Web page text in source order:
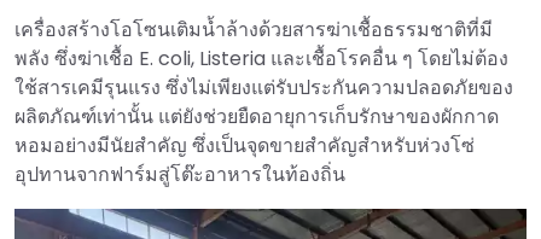
เครื่องสร้างโอโซนเติมน้ำล้างด้วยสารฆ่าเชื้อธรรมชาติที่มี
พลัง ซึ่งฆ่าเชื้อ E. coli, Listeria และเชื้อโรคอื่น ๆ โดยไม่ต้อง
ใช้สารเคมีรุนแรง ซึ่งไม่เพียงแต่รับประกันความปลอดภัยของ
ผลิตภัณฑ์เท่านั้น แต่ยังช่วยยืดอายุการเก็บรักษาของผักกาด
หอมอย่างมีนัยสำคัญ ซึ่งเป็นจุดขายสำคัญสำหรับห่วงโซ่
อุปทานจากฟาร์มสู่โต๊ะอาหารในท้องถิ่น